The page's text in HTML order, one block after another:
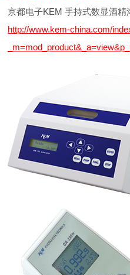
京都电子KEM 手持式数显酒精
http://www.kem-china.com/